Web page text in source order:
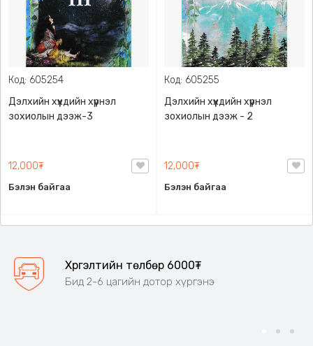
Код: 605254
Дэлхийн хүүхдийн хүүрнэл
зохиолын дээж-3
12,000₮
Бэлэн байгаа
Код: 605255
Дэлхийн хүүхдийн хүүрнэл
зохиолын дээж - 2
12,000₮
Бэлэн байгаа
Хүргэлтийн төлбөр 6000₮
Бид 2-6 цагийн дотор хүргэнэ